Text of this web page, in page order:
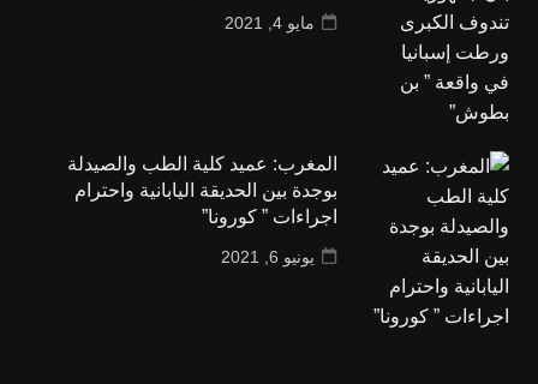
مايو 4, 2021
المغرب: عميد كلية الطب والصيدلة
بوجدة بين الحديقة اليابانية واحترام
اجراءات ” كورونا”
يونيو 6, 2021